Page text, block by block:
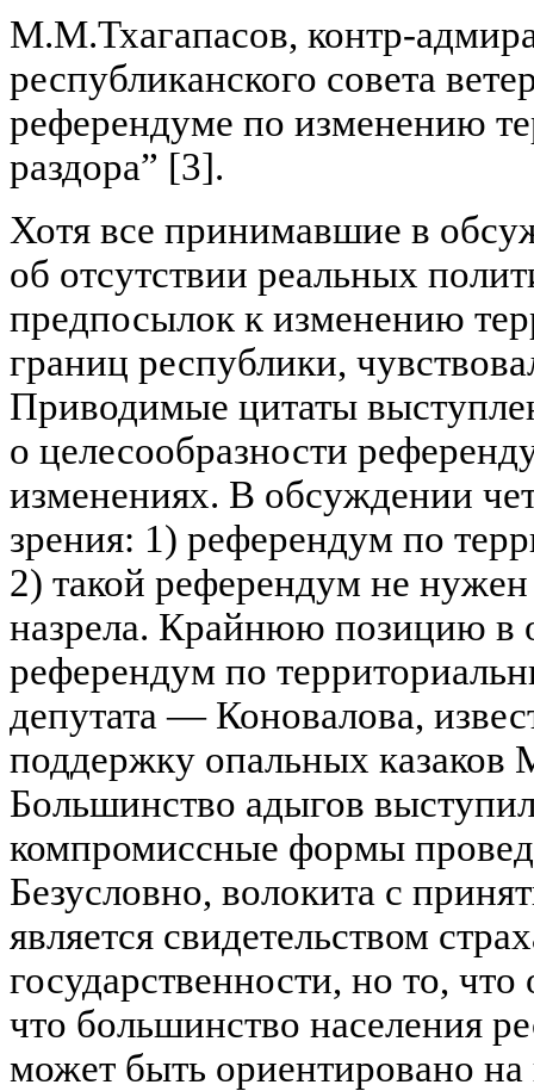
М.М.Тхагапасов, контр-
республиканского совета
референдуме по изменению
раздора” [3].
Хотя все принимавшие в
об отсутствии реальных
предпосылок к изменению
границ республики,
Приводимые цитаты
о целесообразности
изменениях. В обсуждении
зрения: 1) референдум по
2) такой референдум не
назрела. Крайнюю позицию в
референдум по
депутата — Коновалова,
поддержку опальных казаков
Большинство адыгов
компромиссные формы
Безусловно, волокита с
является свидетельством
государственности, но то,
что большинство населения
может быть ориентировано